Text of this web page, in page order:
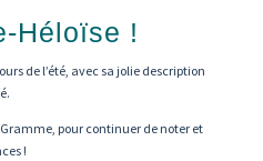
Héloïse !
de l’été, avec sa jolie description
pour continuer de noter et
!